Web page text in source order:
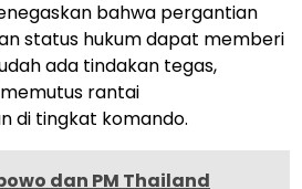
bahwa pergantian
status hukum dapat memberi
ada tindakan tegas,
rantai
di tingkat komando.
dan PM Thailand